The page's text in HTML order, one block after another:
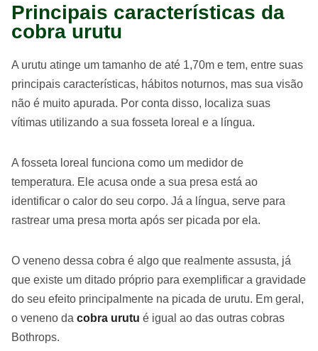
Principais características da
cobra urutu
A urutu atinge um tamanho de até 1,70m e tem, entre suas
principais características, hábitos noturnos, mas sua visão
não é muito apurada. Por conta disso, localiza suas
vítimas utilizando a sua fosseta loreal e a língua.
A fosseta loreal funciona como um medidor de
temperatura. Ele acusa onde a sua presa está ao
identificar o calor do seu corpo. Já a língua, serve para
rastrear uma presa morta após ser picada por ela.
O veneno dessa cobra é algo que realmente assusta, já
que existe um ditado próprio para exemplificar a gravidade
do seu efeito principalmente na picada de urutu. Em geral,
o veneno da cobra urutu é igual ao das outras cobras
Bothrops.